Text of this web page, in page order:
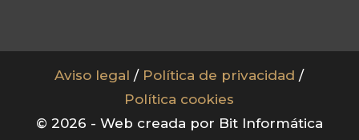
Aviso legal / Política de privacidad /
Política cookies
© 2026 - Web creada por Bit Informática